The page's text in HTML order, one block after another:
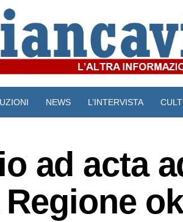
NEWS L’INTERVISTA
ad acta